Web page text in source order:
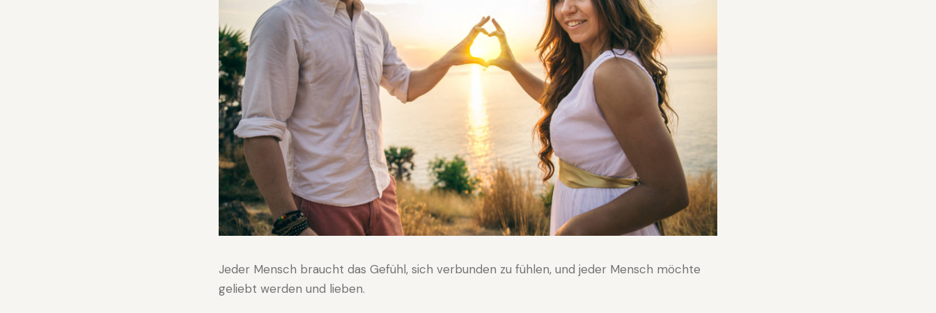
Jeder Mensch braucht das Gefühl, sich verbunden zu fühlen, und jeder Mensch möchte
geliebt werden und lieben.